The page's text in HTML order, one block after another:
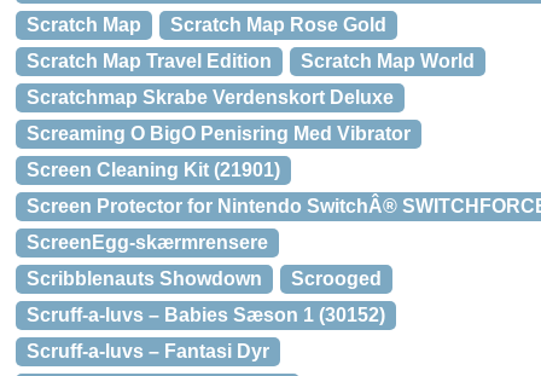
Scratch Map
Scratch Map Rose Gold
Scratch Map Travel Edition
Scratch Map World
Scratchmap Skrabe Verdenskort Deluxe
Screaming O BigO Penisring Med Vibrator
Screen Cleaning Kit (21901)
Screen Protector for Nintendo SwitchÂ®
ScreenEgg-skærmrensere
Scribblenauts Showdown
Scrooged
Scruff-a-luvs – Babies Sæson 1 (30152)
Scruff-a-luvs – Fantasi Dyr